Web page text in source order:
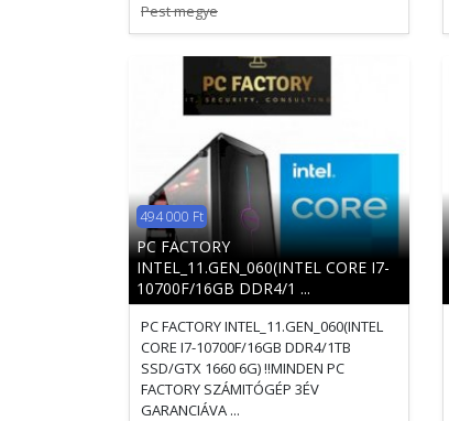
Pest megye
494 000 Ft
PC FACTORY
INTEL_11.GEN_060(INTEL CORE I7-
10700F/16GB DDR4/1 ...
PC FACTORY INTEL_11.GEN_060(INTEL
CORE I7-10700F/16GB DDR4/1TB
SSD/GTX 1660 6G) !!MINDEN PC
FACTORY SZÁMITÓGÉP 3ÉV
GARANCIÁVA ...